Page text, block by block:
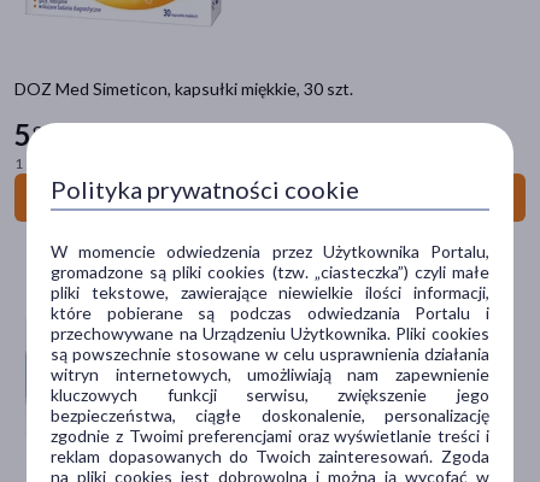
DOZ Med Simeticon, kapsułki miękkie, 30 szt.
599 zł
1 szt. = 0,20 zł
Do koszyka
doustne
doodbytnicze(4)
Postać
plaster(24)
żel(8)
opaska(6)
opatrunek(5)
krem(4)
pokaż więcej
Polityka prywatności cookie
W momencie odwiedzenia przez Użytkownika Portalu,
gromadzone są pliki cookies (tzw. „ciasteczka”) czyli małe
pliki tekstowe, zawierające niewielkie ilości informacji,
które pobierane są podczas odwiedzania Portalu i
przechowywane na Urządzeniu Użytkownika. Pliki cookies
są powszechnie stosowane w celu usprawnienia działania
witryn internetowych, umożliwiają nam zapewnienie
kluczowych funkcji serwisu, zwiększenie jego
bezpieczeństwa, ciągłe doskonalenie, personalizację
zgodnie z Twoimi preferencjami oraz wyświetlanie treści i
reklam dopasowanych do Twoich zainteresowań. Zgoda
na pliki cookies jest dobrowolna i można ją wycofać w